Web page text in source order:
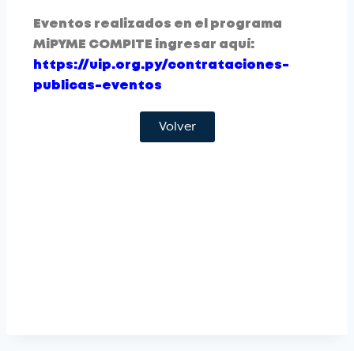
Eventos realizados en el programa
MiPYME COMPITE ingresar aquí:
https://uip.org.py/contrataciones-
publicas-eventos
Volver